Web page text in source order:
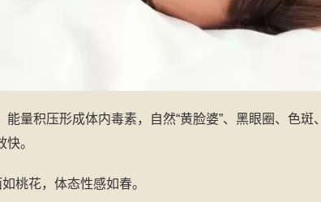
量积压形成体内毒素，自然“黄脸婆”、黑眼圈、色斑、
。
桃花，体态性感如春。